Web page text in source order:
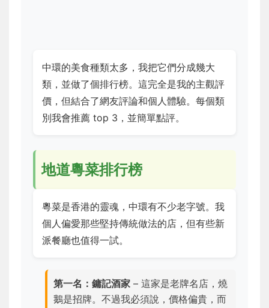
中環的美食種類太多，我把它們分成幾大
類，並做了個排行榜。這完全是我的主觀評
價，但結合了網友評論和個人體驗。每個類
別我會推薦 top 3，並簡單點評。
地道粵菜排行榜
粵菜是香港的靈魂，中環有不少老字號。我
個人偏愛那些堅持傳統做法的店，但有些新
派餐廳也值得一試。
第一名：鏞記酒家 – 這家是老牌名店，燒
鵝是招牌。不過我必須說，價格偏貴，而